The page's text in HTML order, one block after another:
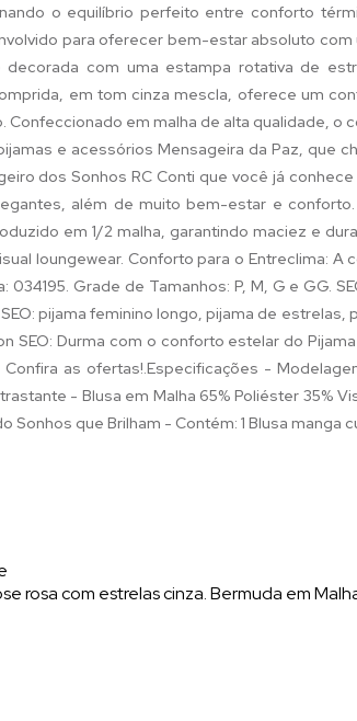
o equilíbrio perfeito entre conforto
para oferecer bem-estar absoluto
com uma estampa rotativa de
em tom cinza mescla, oferece um
Confeccionado em malha de alta qualidade,
e acessórios Mensageira da Paz, que
dos Sonhos RC Conti que você já
além de muito bem-estar e
em 1/2 malha, garantindo maciez e
loungewear. Conforto para o Entreclima:
Grade de Tamanhos: P, M, G e GG.
pijama feminino longo, pijama de estrelas,
SEO: Durma com o conforto estelar do
as ofertas!.Especificações -
- Blusa em Malha 65% Poliéster 35%
Sonhos que Brilham - Contém: 1 Blusa manga
rosa com estrelas cinza. Bermuda em